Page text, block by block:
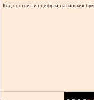
Код состоит из цифр и латинских